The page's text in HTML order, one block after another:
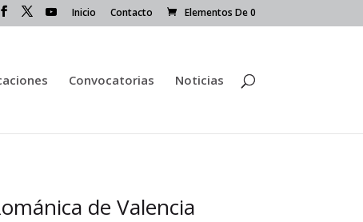
Inicio Contacto Elementos De 0
Convocatorias Noticias
de Valencia